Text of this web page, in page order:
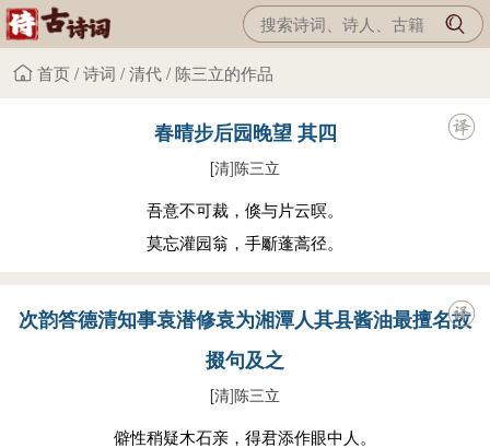
首页/诗词 /清代/陈三立的作品
春晴步后园晚望 其四
[清]陈三立
吾意不可裁，倏与片云暝。
莫忘灌园翁，手斸蓬蒿径。
次韵答德清知事袁潜修袁为湘潭人其县酱油最擅名故
掇句及之
[清]陈三立
僻性稍疑木石亲，得君添作眼中人。